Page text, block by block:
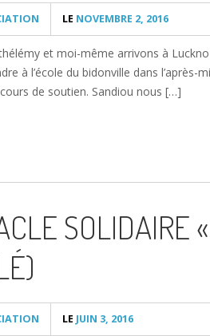
LE NOVEMBRE 2, 2016
et moi-même arrivons à
à l’école du bidonville dans
de soutien. Sandiou nous […]
SOLIDAIRE
LE JUIN 3, 2016